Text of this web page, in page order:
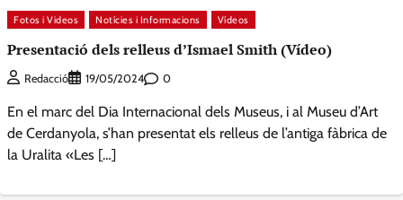
Fotos i Videos Notícies i Informacions Vídeos
Presentació dels relleus d’Ismael Smith (Vídeo)
Redacció 19/05/2024 0
En el marc del Dia Internacional dels Museus, i al Museu d’Art
de Cerdanyola, s’han presentat els relleus de l’antiga fàbrica de
la Uralita «Les […]